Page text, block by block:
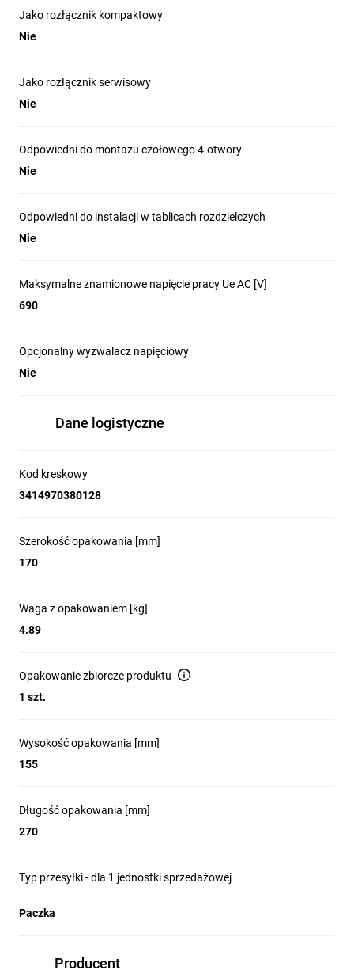
Jako rozłącznik kompaktowy
Nie
Jako rozłącznik serwisowy
Nie
Odpowiedni do montażu czołowego 4-otwory
Nie
Odpowiedni do instalacji w tablicach rozdzielczych
Nie
Maksymalne znamionowe napięcie pracy Ue AC [V]
690
Opcjonalny wyzwalacz napięciowy
Nie
Dane logistyczne
Kod kreskowy
3414970380128
Szerokość opakowania [mm]
170
Waga z opakowaniem [kg]
4.89
Opakowanie zbiorcze produktu
1 szt.
Wysokość opakowania [mm]
155
Długość opakowania [mm]
270
Typ przesyłki - dla 1 jednostki sprzedażowej
Paczka
Producent